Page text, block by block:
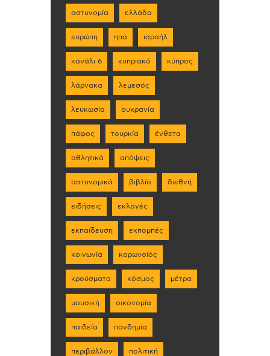
αστυνομία ελλάδα
ευρώπη ηπα ισραήλ
κανάλι 6 κυπριακό κύπρος
λάρνακα λεμεσός
λευκωσία ουκρανία
πάφος τουρκία ένθετα
αθλητικά απόψεις
αστυνομικά βιβλίο διεθνή
ειδήσεις εκλογές
εκπαίδευση εκπομπές
κοινωνία κορωνοϊός
κρούσματα κόσμος μέτρα
μουσική οικονομία
παιδεία πανδημία
περιβάλλον πολιτική